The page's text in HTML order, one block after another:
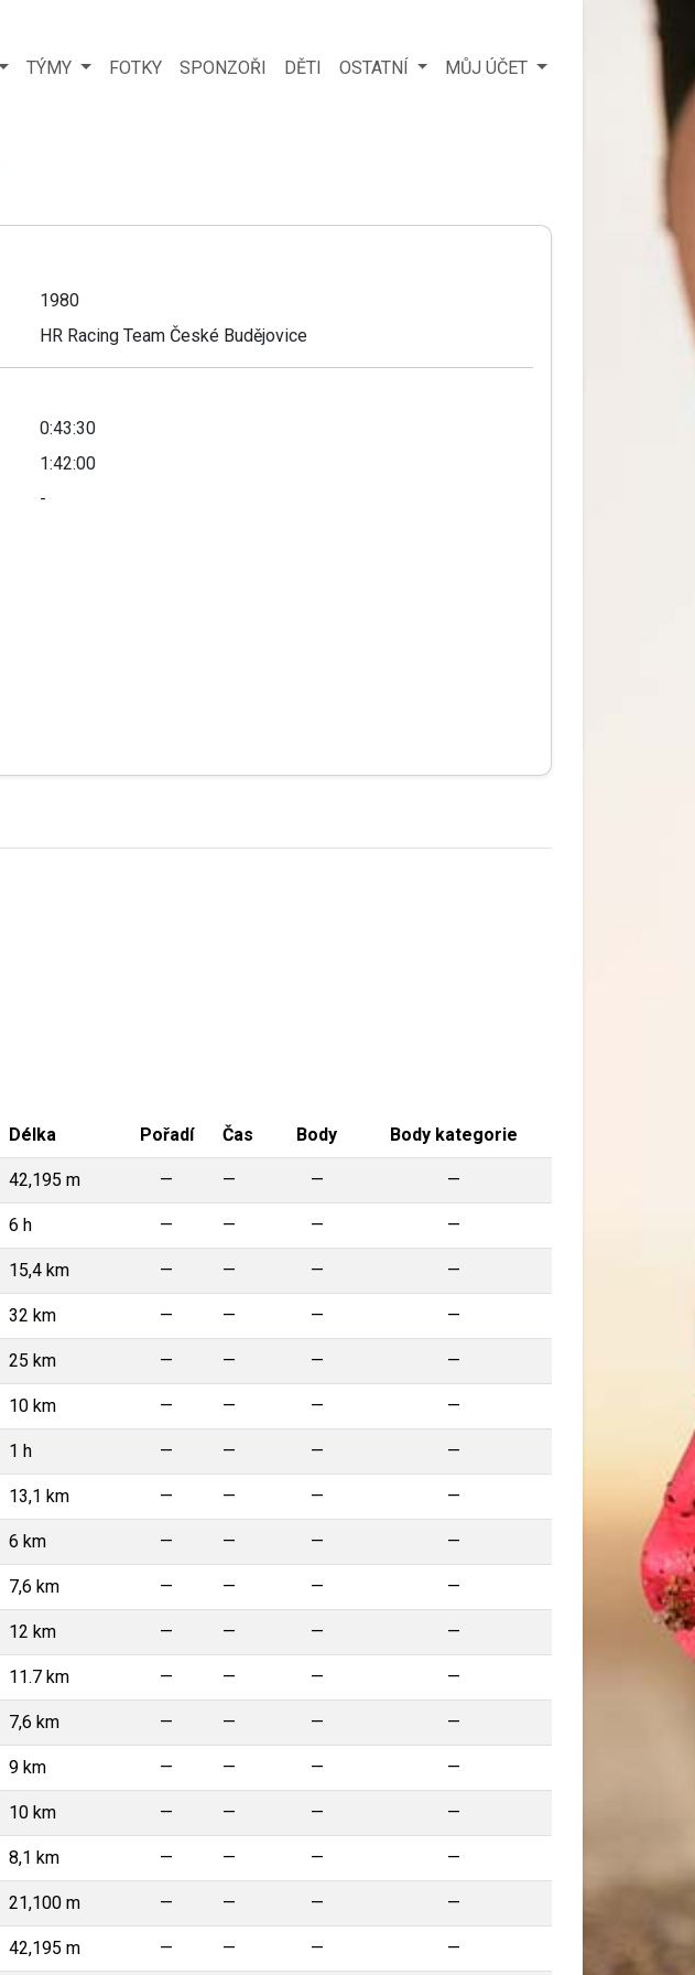
TÝMY FOTKY SPONZOŘI DĚTI OSTATNÍ MŮJ ÚČET
1980
HR Racing Team České Budějovice
0:43:30
1:42:00
-
Délka Pořadí Čas Body Body kategorie
42,195 m — — — —
6 h — — — —
15,4 km — — — —
32 km — — — —
25 km — — — —
10 km — — — —
1 h — — — —
13,1 km — — — —
6 km — — — —
7,6 km — — — —
12 km — — — —
11.7 km — — — —
7,6 km — — — —
9 km — — — —
10 km — — — —
8,1 km — — — —
21,100 m — — — —
42,195 m — — — —